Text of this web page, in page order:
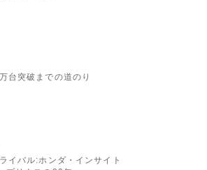
台突破までの道のり
イバル:ホンダ・インサイト